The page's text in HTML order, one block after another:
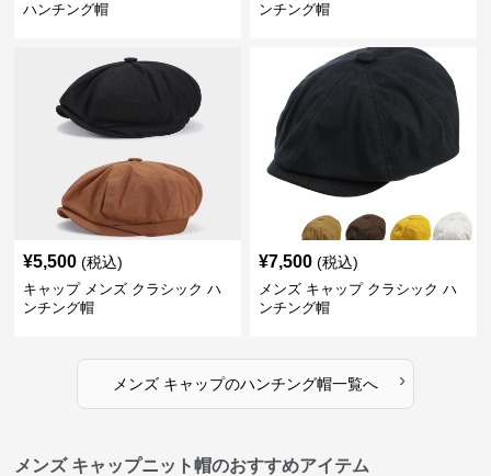
ハンチング帽
ンチング帽
¥5,500 (税込)
キャップ メンズ クラシック ハ
ンチング帽
¥7,500 (税込)
メンズ キャップ クラシック ハ
ンチング帽
メンズ キャップのハンチング帽一覧へ ›
メンズ キャップニット帽のおすすめアイテム